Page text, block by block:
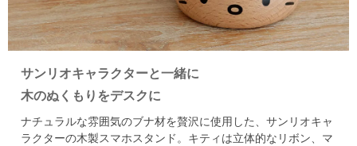
サンリオキャラクターと一緒に
木のぬくもりをデスクに
ナチュラルな雰囲気のブナ材を贅沢に使用した、サンリオキャ
ラクターの木製スマホスタンド。 キティは立体的なリボン、マ